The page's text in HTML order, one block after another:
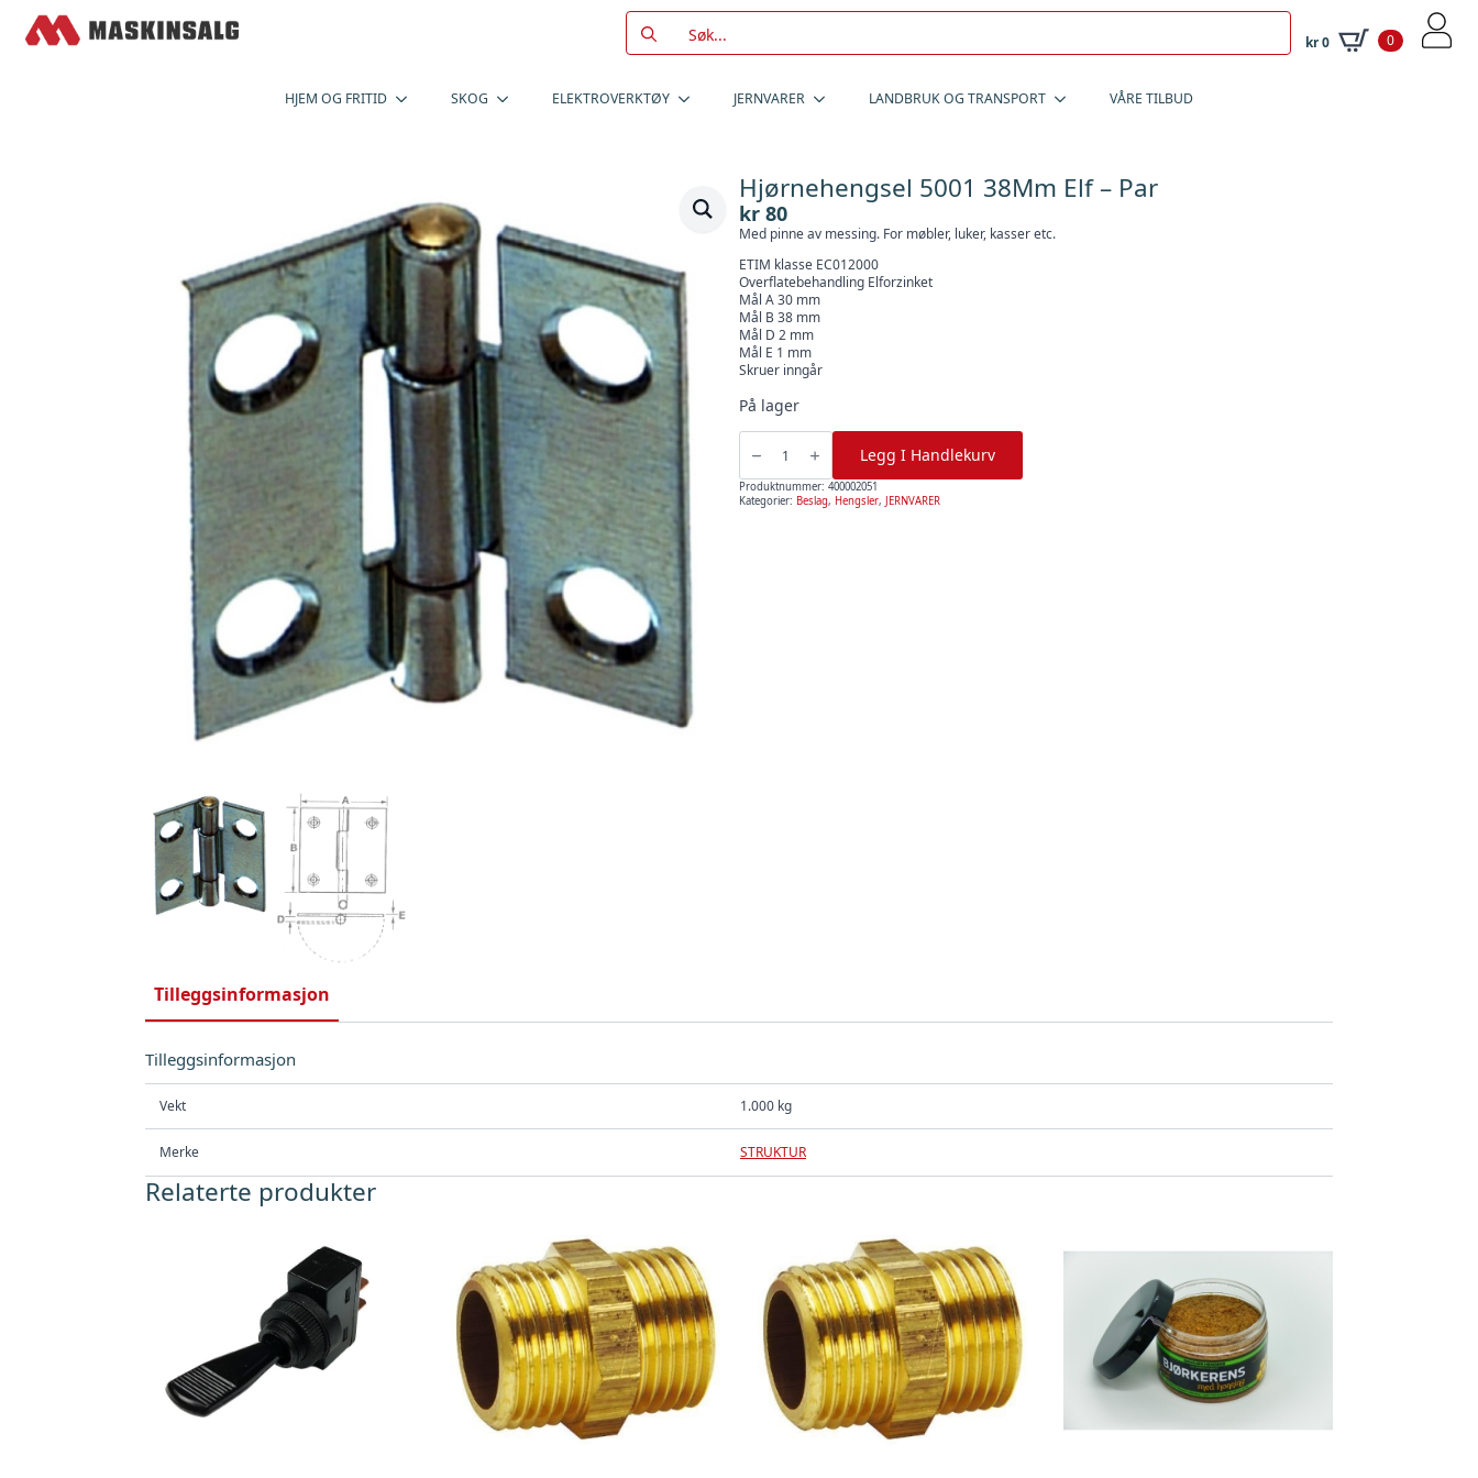
Search
for:
kr0 0
HJEM OG FRITID SKOG ELEKTROVERKTØY JERNVARER LANDBRUK OG TRANSPORT VÅRE TILBUD
Hjørnehengsel 5001 38Mm Elf – Par
kr 80
Med pinne av messing. For møbler, luker, kasser etc.
ETIM klasse EC012000
Overflatebehandling Elforzinket
Mål A 30 mm
Mål B 38 mm
Mål D 2 mm
Mål E 1 mm
Skruer inngår
På lager
Hjørnehengsel
38Mm
Elf
-
Par
Legg I Handlekurv
Produktnummer: 400002051
Kategorier: Beslag, Hengsler, JERNVARER
Tilleggsinformasjon
Tilleggsinformasjon
Vekt 1.000 kg
Merke STRUKTUR
Relaterte produkter